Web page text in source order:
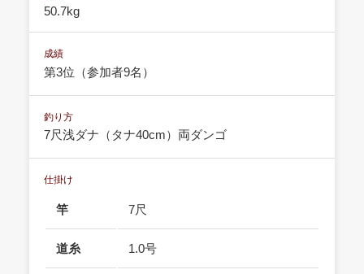
50.7kg
成績
第3位（参加者9名）
釣り方
7尺浅ダナ（タナ40cm）両ダンゴ
仕掛け
竿 7尺
道糸 1.0号